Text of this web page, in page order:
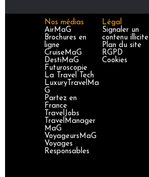
Nos médias
AirMaG
Brochures en
ligne
CruiseMaG
DestiMaG
Futuroscopie
La Travel Tech
LuxuryTravelMa
G
Partez en
France
TravelJobs
TravelManager
MaG
VoyageursMaG
Voyages
Responsables
Légal
Signaler un
contenu illicite
Plan du site
RGPD
Cookies